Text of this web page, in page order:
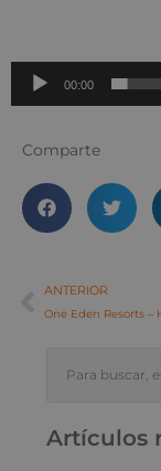
00:00
Comparte
ANTERIOR
Artículos